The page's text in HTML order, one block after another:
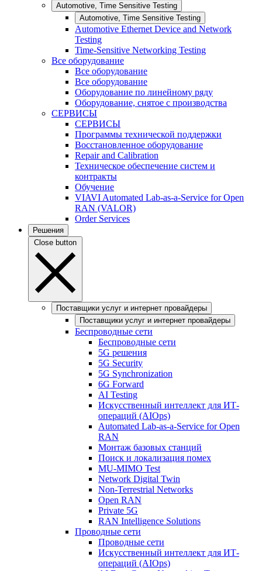
Automotive, Time Sensitive Testing
Automotive, Time Sensitive Testing
Automotive Ethernet Device and Network
Testing
Time-Sensitive Networking Testing
Все оборудование
Все оборудование
Все оборудование
Оборудование по линейному ряду
Оборудование, снятое с производства
СЕРВИСЫ
СЕРВИСЫ
Программы технической поддержки
Восстановленное оборудование
Repair and Calibration
Техническое обеспечение систем и
контракты
Обучение
VIAVI Automated Lab-as-a-Service for Open
RAN (VALOR)
Order Services
Решения
Close button
Поставщики услуг и интернет провайдеры
Поставщики услуг и интернет провайдеры
Беспроводные сети
Беспроводные сети
5G решения
5G Security
5G Synchronization
6G Forward
AI Testing
Искусственный интеллект для ИТ-
операций (AIOps)
Automated Lab-as-a-Service for Open
RAN
Монтаж базовых станций
Поиск и локализация помех
MU-MIMO Test
Network Digital Twin
Non-Terrestrial Networks
Open RAN
Private 5G
RAN Intelligence Solutions
Проводные сети
Проводные сети
Искусственный интеллект для ИТ-
операций (AIOps)